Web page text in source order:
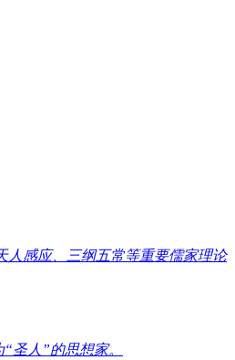
人感应、三纲五常等重要儒家理论
圣人”的思想家。